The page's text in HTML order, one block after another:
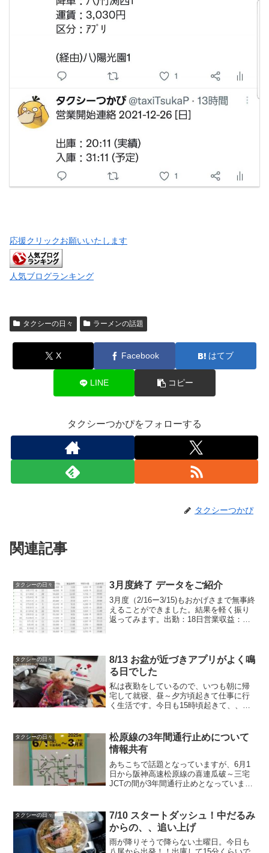
応援クリックお願いいたします
人気ブログランキング
タクシーの日々 ラーメンの話題
X Facebook はてブ
LINE コピー
タクシーつかぴをフォローする
タクシーつかぴ
関連記事
タクシーの日々 3月度終了 データをご紹介
3月度（2/16ー3/15)もおかげさまで無事終
えることができました。結果を軽く振り
返ってみます。出勤：18日営業収益：
タクシーの日々
8/13 お盆が近づきアプリがよく鳴
る日でした
私は夜勤をしているので、いつも朝に帰
宅して就寝、昼～夕方頃起きて仕事に行
く生活です。今日も15時頃起きて、、愛
ます。出庫してからアプリ頼みでミナミ
まで到着。今日はよく鳴...
タクシーの日々
松原線の3年間通行止めについて
情報共有
あちこちで話題となっていますが、6月1
日から阪神高速松原線の喜連瓜破～三宅
JCTの間が3年間通行止めとなっていま
きましたので、情報共有させていただき
ます。私達タクシード...
タクシーの日々
7/10 スタートダッシュ！中だるみ
からの、、追い上げ
雨が降りそうで降らない土曜日。今日も